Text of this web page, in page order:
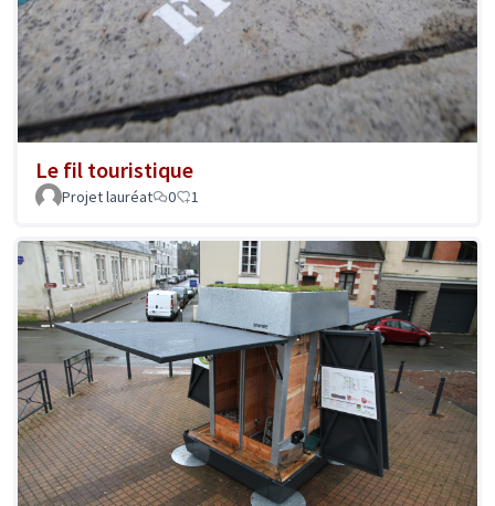
Le fil touristique
Projet lauréat 0 1